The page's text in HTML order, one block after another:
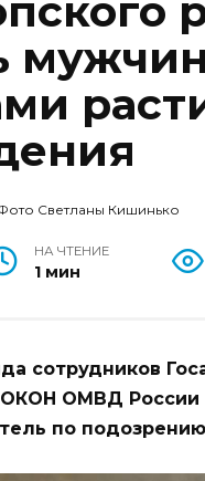
Светланы Кишинько
НА ЧТЕНИЕ
1 мин
сотрудников
ОКОН ОМВД России
по